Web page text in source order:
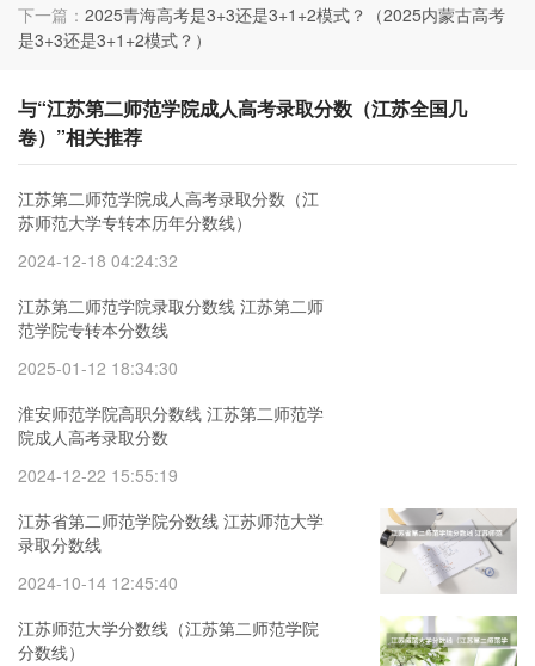
下一篇： 2025青海高考是3+3还是3+1+2模式？（2025内蒙古高考
是3+3还是3+1+2模式？）
与“江苏第二师范学院成人高考录取分数（江苏全国几
卷）”相关推荐
江苏第二师范学院成人高考录取分数（江
苏师范大学专转本历年分数线）
2024-12-18 04:24:32
江苏第二师范学院录取分数线 江苏第二师
范学院专转本分数线
2025-01-12 18:34:30
淮安师范学院高职分数线 江苏第二师范学
院成人高考录取分数
2024-12-22 15:55:19
江苏省第二师范学院分数线 江苏师范大学
录取分数线
2024-10-14 12:45:40
江苏师范大学分数线（江苏第二师范学院
分数线）